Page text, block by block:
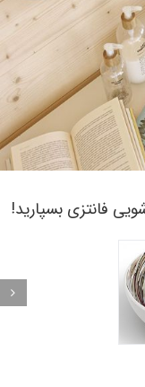
فانتزی بسپارید!